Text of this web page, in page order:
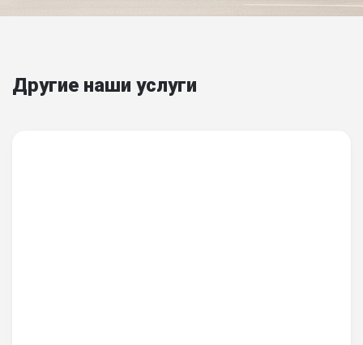
Другие наши услуги